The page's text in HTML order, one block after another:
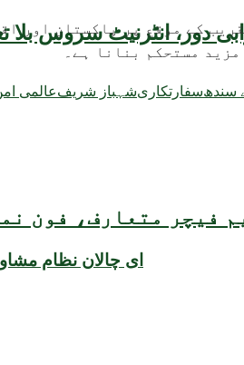
دور، انٹرنیٹ سروس
فیچر متعارف، فون
کے موقع پر پاکستان اور
مستحکم بنانا ہے۔
سندھسفارتکاریشہباز شریفعالمی
ای چالان نظام مشاورت سے نافذ کیا گیا، 14 روز میں